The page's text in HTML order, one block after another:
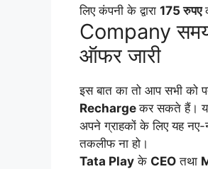
लिए कंपनी के द्वारा 175 रुपए
Company
ऑफर जारी
इस बात का तो आप सभी को
Rechargeकर सकते हैं। यह
अपने ग्राहकों के लिए यह नए-
तकलीफ ना हो।
Tata Play के CEO तथा